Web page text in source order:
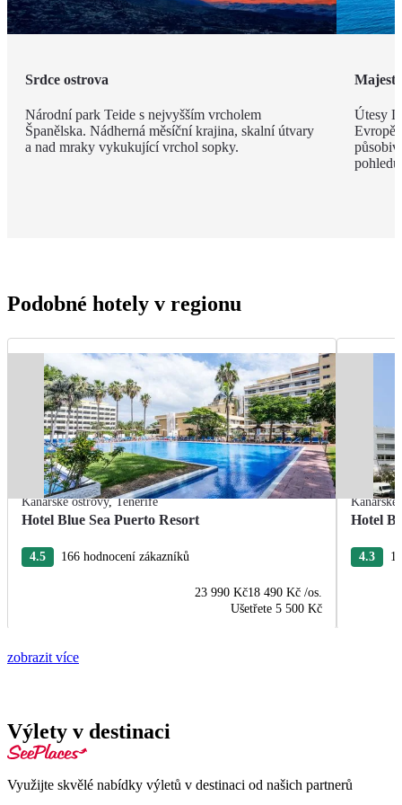
Srdce ostrova
Národní park Teide s nejvyšším vrcholem
Španělska. Nádherná měsíční krajina, skalní útvary
a nad mraky vykukující vrchol sopky.
Útesy
Evropě,
Podobné hotely v regionu
Kanárské ostrovy,Tenerife
Hotel Blue Sea Puerto Resort
4.5 166 hodnocení zákazníků
23 990 Kč18 490 Kč /os.
Ušetřete 5 500 Kč
Kanárské
Hotel
4.3
zobrazit více
Výlety v destinaci
Využijte skvělé nabídky výletů v destinaci od našich partnerů